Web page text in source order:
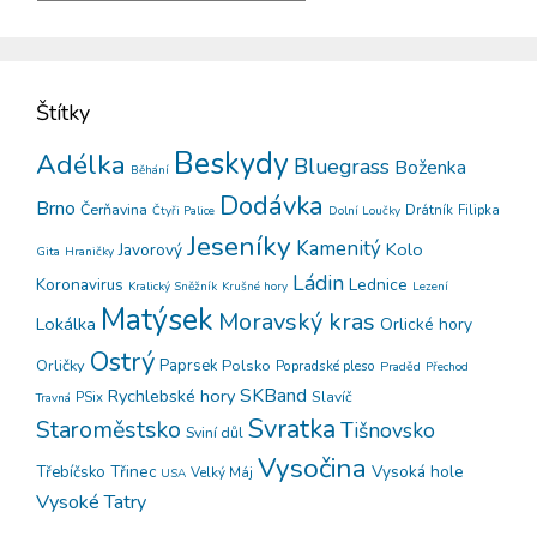
Štítky
Adélka Běhání Beskydy Bluegrass Boženka
Brno Čerňavina Čtyři Palice Dodávka Dolní Loučky Drátník Filipka
Gita Hraničky Javorový Jeseníky Kamenitý Kolo
Koronavirus Kralický Sněžník Krušné hory Ládin Lednice Lezení
Lokálka Matýsek Moravský kras Orlické hory
Orličky Ostrý Paprsek Polsko Popradské pleso Praděd Přechod
Travná PSix Rychlebské hory SKBand Slavíč
Staroměstsko Sviní důl Svratka Tišnovsko
Třebíčsko Třinec USA Velký Máj Vysočina Vysoká hole
Vysoké Tatry